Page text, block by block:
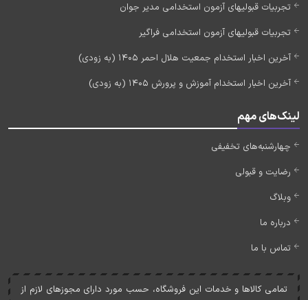
تجربیات قبولیهای آزمون استخدامی مدیر جوان
تجربیات قبولیهای آزمون استخدامی فراگیر
آخرین اخبار استخدام جمعیت هلال احمر 1405 (به زودی)
آخرین اخبار استخدام آموزش و پرورش 1405 (به زودی)
لینک‌های مهم
چهارشنبه‌های تخفیفی
رضایت و قبولی
وبلاگ
درباره ما
تماس با ما
تمامی کالاها و خدمات اين فروشگاه، حسب مورد دارای مجوزهای لازم از